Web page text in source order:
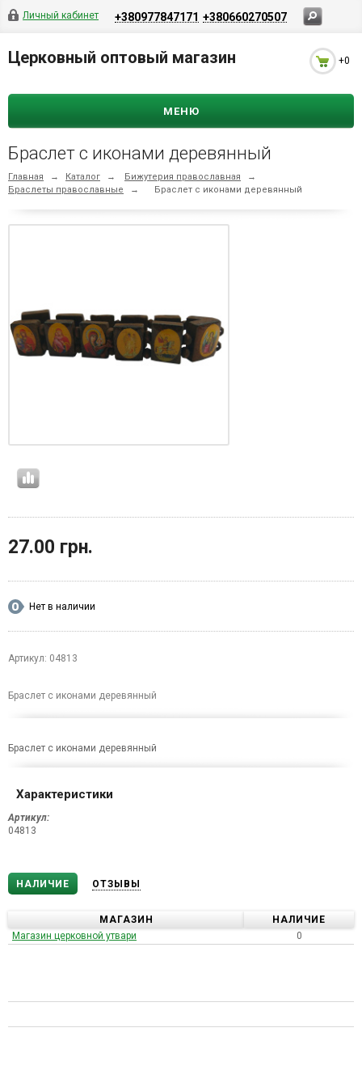
Личный кабинет +380977847171 +380660270507
Церковный оптовый магазин +0
МЕНЮ
Браслет с иконами деревянный
Главная → Каталог → Бижутерия православная
→
Браслеты православные
→ Браслет с иконами деревянный
27.00 грн.
Нет в наличии
Артикул: 04813
Браслет с иконами деревянный
Браслет с иконами деревянный
Характеристики
Артикул:
04813
НАЛИЧИЕ ОТЗЫВЫ
МАГАЗИН
НАЛИЧИЕ
Магазин церковной утвари
0